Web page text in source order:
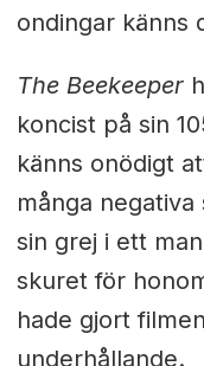
ondingar känns
The Beekeeper
koncist på sin
känns onödigt
många
sin grej i ett
skuret för
hade gjort
underhållande.